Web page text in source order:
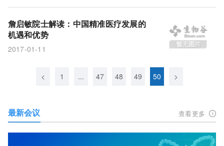
詹启敏院士解读：中国精准医疗发展的
机遇和优势
2017-01-11
< 1 ... 47 48 49 50 >
最新会议 查看更多